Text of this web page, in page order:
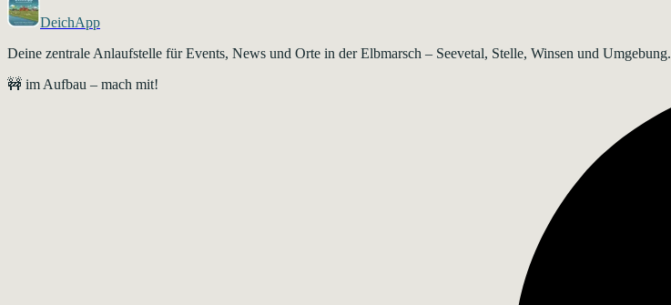
DeichApp
Deine zentrale Anlaufstelle für Events, News und Orte in der Elbmarsch – Seevetal, Stelle, Winsen und Umgebung.
🚧 im Aufbau – mach mit!